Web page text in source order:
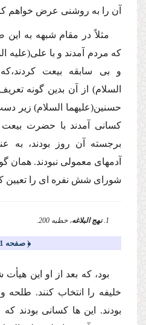
آن را به روشنى عرض خواهم
مثلاً در مقام شبهه به
كه مردم آمدند و با على(علیه
و بى سابقه بیعت كردند،كه
السلام) از آن بدین گونه
حسنین(علیهما السلام)زیر دست
كسانى آمدند با حضرت
برجسته آن روز بودند، به
آدمهاى معمولى نبودند. همان
شوراى شش نفره اى را تعیین
1. نهج البلاغه، خطبه 200.
﴿ صفحه 71﴾
بود، كه بعد از او این
خلیفه را انتخاب كنند. طلحه
بودند. این ها كسانى بودند